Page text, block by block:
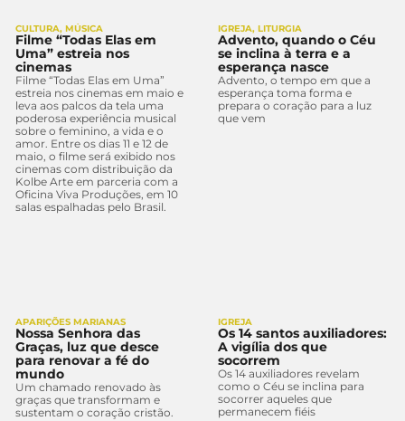
CULTURA, MÚSICA
Filme “Todas Elas em
Uma” estreia nos
cinemas
Filme “Todas Elas em Uma”
estreia nos cinemas em maio e
leva aos palcos da tela uma
poderosa experiência musical
sobre o feminino, a vida e o
amor. Entre os dias 11 e 12 de
maio, o filme será exibido nos
cinemas com distribuição da
Kolbe Arte em parceria com a
Oficina Viva Produções, em 10
salas espalhadas pelo Brasil.
IGREJA, LITURGIA
Advento, quando o Céu
se inclina à terra e a
esperança nasce
Advento, o tempo em que a
esperança toma forma e
prepara o coração para a luz
que vem
APARIÇÕES MARIANAS
Nossa Senhora das
Graças, luz que desce
para renovar a fé do
mundo
Um chamado renovado às
graças que transformam e
sustentam o coração cristão.
IGREJA
Os 14 santos auxiliadores:
A vigília dos que
socorrem
Os 14 auxiliadores revelam
como o Céu se inclina para
socorrer aqueles que
permanecem fiéis